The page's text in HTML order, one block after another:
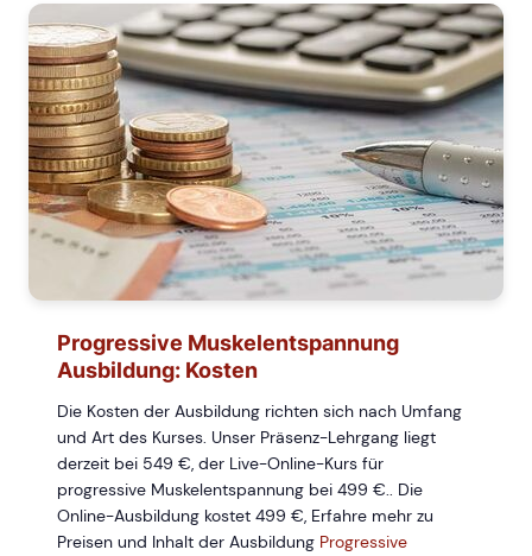
Progressive Muskelentspannung
Ausbildung: Kosten
Die Kosten der Ausbildung richten sich nach Umfang
und Art des Kurses. Unser Präsenz-Lehrgang liegt
derzeit bei 549 €, der Live-Online-Kurs für
progressive Muskelentspannung bei 499 €.. Die
Online-Ausbildung kostet 499 €, Erfahre mehr zu
Preisen und Inhalt der Ausbildung Progressive